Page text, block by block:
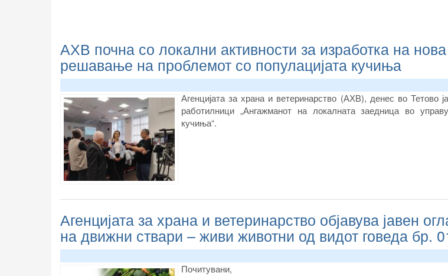
АХВ почна со локални активности за изработка на нова
решавање на проблемот со популацијата кучиња
Агенцијата за храна и ветеринарство (АХВ), денес во Тетово
работилници „Ангажманот на локалната заедница во
кучиња“.
Агенцијата за храна и ветеринарство објавува јавен
на движни ствари – живи животни од видот говеда бр.
Почитувани,